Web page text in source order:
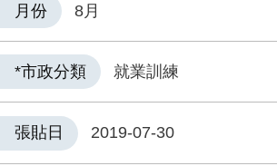
月份 8月
*市政分類 就業訓練
張貼日 2019-07-30